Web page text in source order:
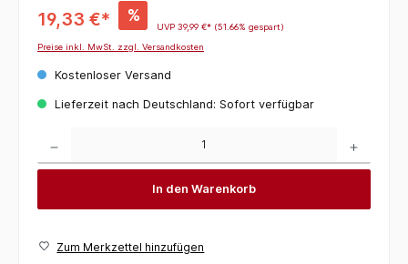
19,33 €* %
UVP 39,99 €* (51.66% gespart)
Preise inkl. MwSt. zzgl. Versandkosten
Kostenloser Versand
Lieferzeit nach Deutschland: Sofort verfügbar
In den Warenkorb
Zum Merkzettel hinzufügen